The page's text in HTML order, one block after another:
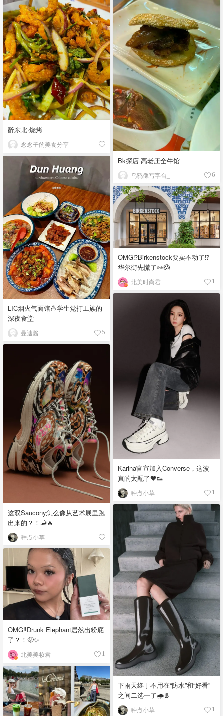
Bk探店 高老庄全牛馆
乌鸦像写字台_ 6
醉东北·烧烤
念念子的美食分享
LIC烟火气面馆🍜学生党打工族的
深夜食堂
曼迪酱 5
OMG⁉️Birkenstock要卖不动了⁉
华尔街先慌了👀😱
北美时尚君 1
Karina官宣加入Converse，这波
真的太配了🖤👟
种点小草 1
这双Saucony怎么像从艺术展里跑
出来的？！🦂🔥
种点小草
下雨天终于不用在“防水”和“好看”
之间二选一了🌧️👢
种点小草 1
OMG‼️Drunk Elephant居然出粉底
了？！🫢✨
北美美妆君 1